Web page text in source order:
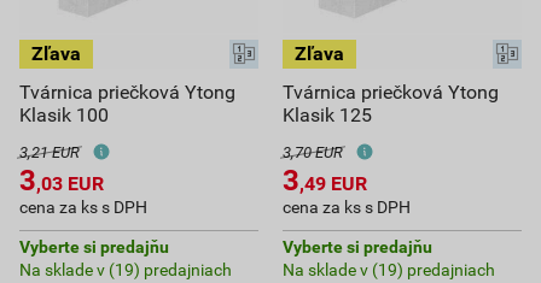
Tvárnica priečková Ytong
Klasik 100
3,21 EUR
3,03 EUR
cena za ks s DPH
Vyberte si predajňu
Na sklade v (19) predajniach
Tvárnica priečková Ytong
Klasik 125
3,70 EUR
3,49 EUR
cena za ks s DPH
Vyberte si predajňu
Na sklade v (19) predajniach